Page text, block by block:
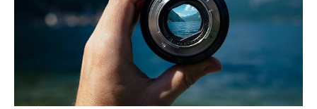
Ordenadores
Tablets
Tecnología
TV
Videojuegos
Vuelos